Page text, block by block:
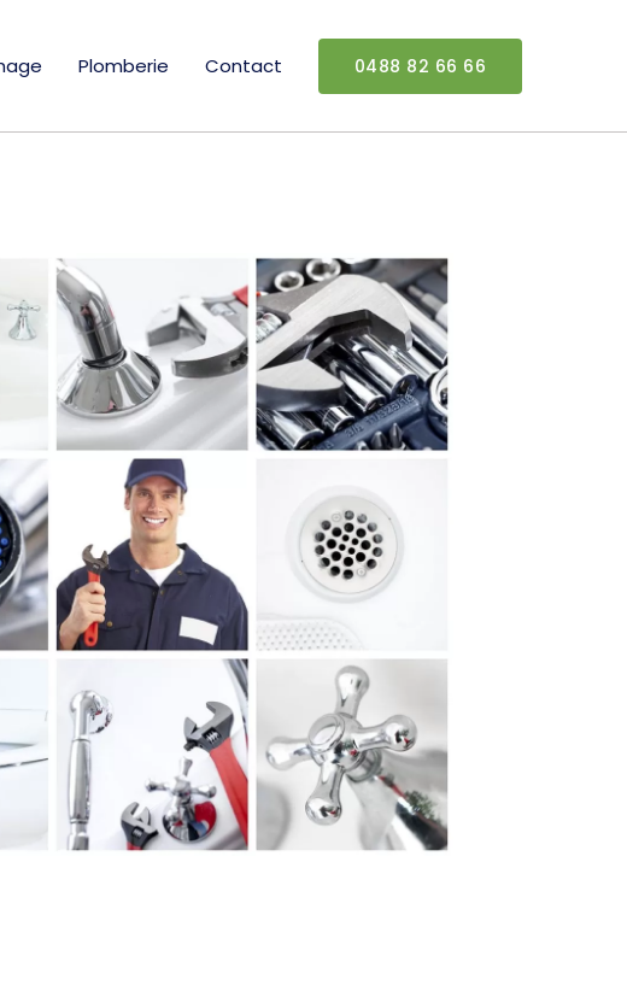
Plomberie Contact 0488 82 66 66